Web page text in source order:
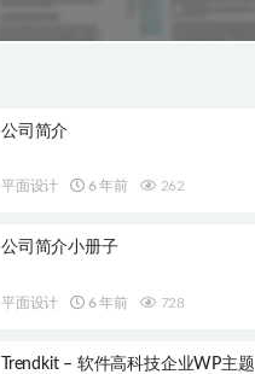
公司简介
平面设计 6 年前 262
公司简介小册子
平面设计 6 年前 728
Trendkit – 软件高科技企业WP主题